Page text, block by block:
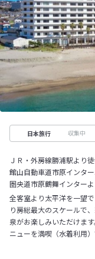
日本旅行 収集中
ＪＲ・外房線勝浦駅より
館山自動車道市原インタ
圏央道市原鶴舞インター
全客室より太平洋を一望
り房総最大のスケールで
泉がお楽しみいただけま
ニューを満喫（水着利用）